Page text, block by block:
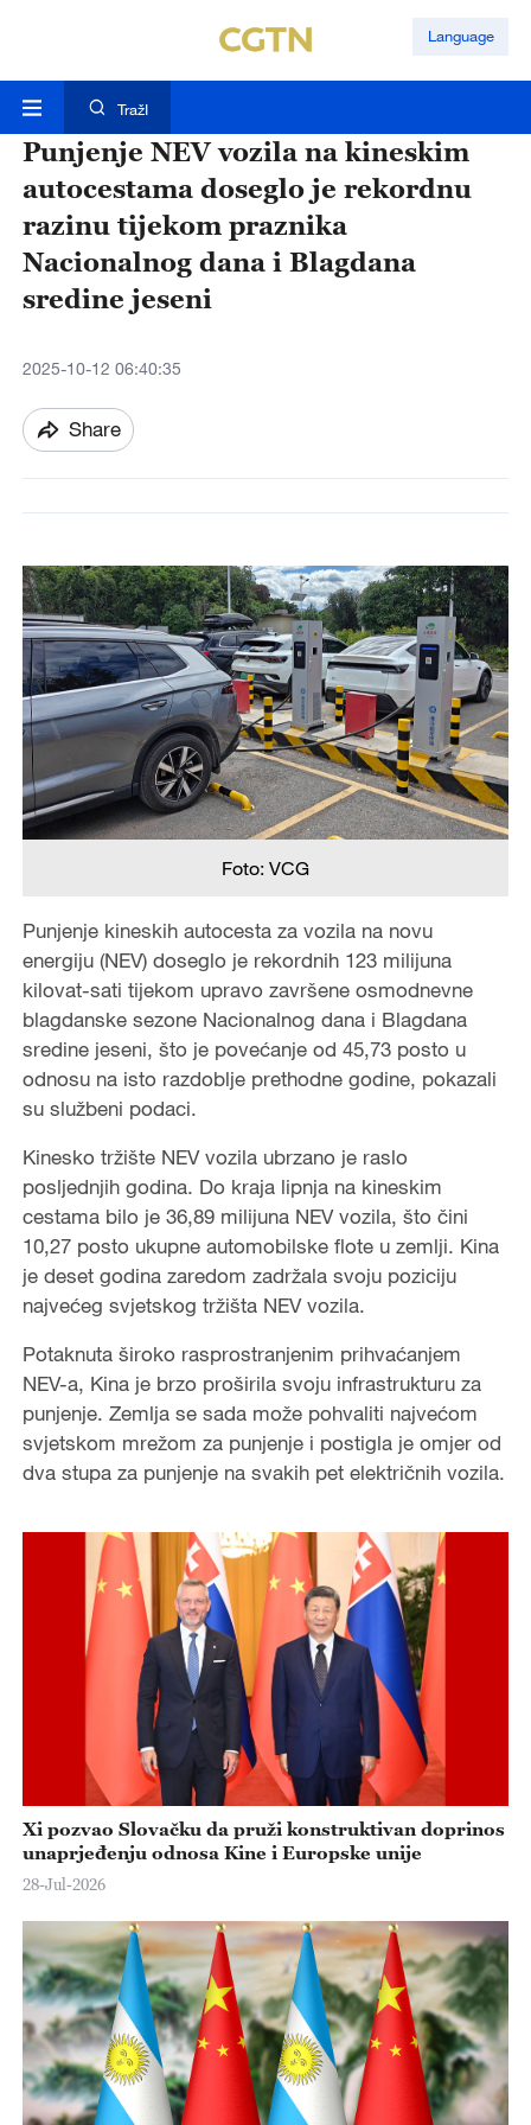
Language
TražI
Punjenje NEV vozila na kineskim
autocestama doseglo je rekordnu
razinu tijekom praznika
Nacionalnog dana i Blagdana
sredine jeseni
2025-10-12 06:40:35
Share
Foto: VCG
Punjenje kineskih autocesta za vozila na novu
energiju (NEV) doseglo je rekordnih 123 milijuna
kilovat-sati tijekom upravo završene osmodnevne
blagdanske sezone Nacionalnog dana i Blagdana
sredine jeseni, što je povećanje od 45,73 posto u
odnosu na isto razdoblje prethodne godine, pokazali
su službeni podaci.
Kinesko tržište NEV vozila ubrzano je raslo
posljednjih godina. Do kraja lipnja na kineskim
cestama bilo je 36,89 milijuna NEV vozila, što čini
10,27 posto ukupne automobilske flote u zemlji. Kina
je deset godina zaredom zadržala svoju poziciju
najvećeg svjetskog tržišta NEV vozila.
Potaknuta široko rasprostranjenim prihvaćanjem
NEV-a, Kina je brzo proširila svoju infrastrukturu za
punjenje. Zemlja se sada može pohvaliti najvećom
svjetskom mrežom za punjenje i postigla je omjer od
dva stupa za punjenje na svakih pet električnih vozila.
Xi pozvao Slovačku da pruži konstruktivan doprinos
unaprjeđenju odnosa Kine i Europske unije
28-Jul-2026